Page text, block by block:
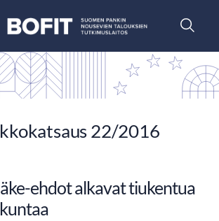
22/2016
ehdot alkavat tiukentua